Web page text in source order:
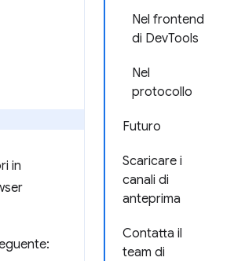
Nel frontend
di DevTools
Nel
protocollo
Futuro
Scaricare i
canali di
anteprima
Contatta il
team di
in